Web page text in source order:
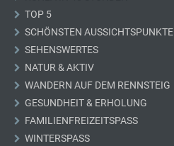
TOP 5
SCHÖNSTEN AUSSICHTSPUNKTE
SEHENSWERTES
NATUR & AKTIV
WANDERN AUF DEM RENNSTEIG
GESUNDHEIT & ERHOLUNG
FAMILIENFREIZEITSPASS
WINTERSPASS